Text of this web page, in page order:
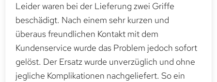
Leider waren bei der Lieferung zwei Griffe
beschädigt. Nach einem sehr kurzen und
überaus freundlichen Kontakt mit dem
Kundenservice wurde das Problem jedoch sofort
gelöst. Der Ersatz wurde unverzüglich und ohne
jegliche Komplikationen nachgeliefert. So ein